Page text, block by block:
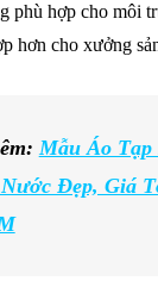
phù hợp cho môi
hơn cho xưởng
Mẫu Áo Tạp
Đẹp, Giá